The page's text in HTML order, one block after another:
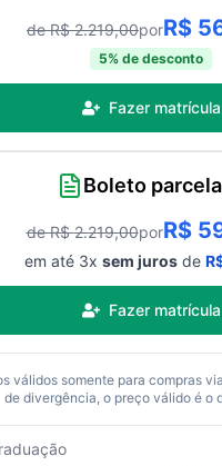
de R$2.219,00porR$
5% de desconto
Fazer matrícula
Boleto
de R$2.219,00porR$
em até 3x sem jurosde
Fazer matrícula
válidos somente para compras
de divergência, o preço válido é o